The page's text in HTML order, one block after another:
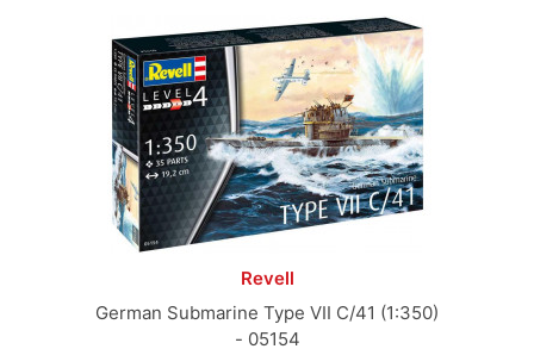
Revell
German Submarine Type VII C/41 (1:350)
- 05154